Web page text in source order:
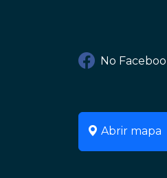
No
Abrir mapa